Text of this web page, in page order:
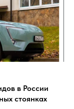
в России
стоянках